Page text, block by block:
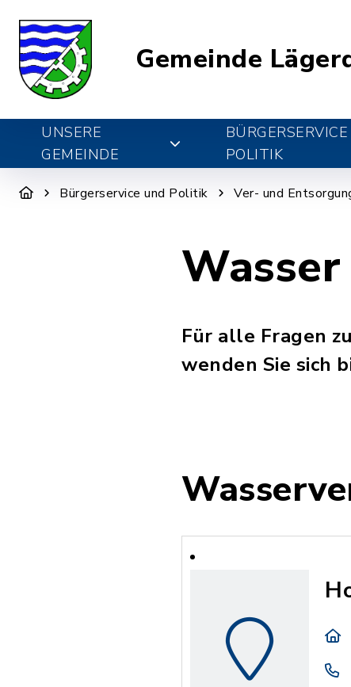
Gemeinde
UNSERE
GEMEINDE
POLITIK
Bürgerservice und Politik Ver- und
Für alle Fragen
wenden Sie sich